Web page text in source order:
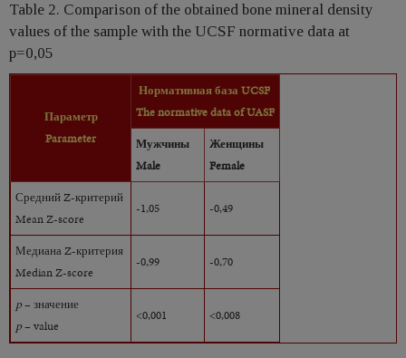
Table 2. Comparison of the obtained bone mineral density
values of the sample with the UCSF normative data at
p=0,05
Параметр
Parameter
Нормативная база UCSF
ThenormativedataofUASF
Мужчины
Male
Женщины
Female
Средний Z-критерий
Mean Z-score
-1,05 -0,49
Медиана Z-критерия
Median Z-score
-0,99 -0,70
p– значение
p– value
<0,001 <0,008